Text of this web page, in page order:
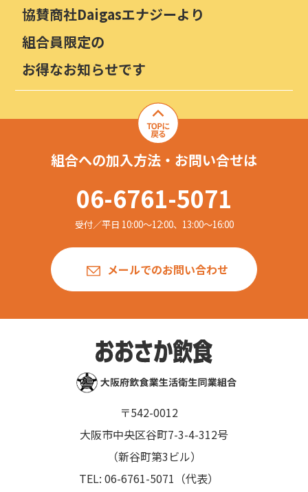
協賛商社Daigasエナジーより
組合員限定の
お得なお知らせです
組合への加入方法・お問い合せは
06-6761-5071
受付／平日 10:00〜12:00、13:00〜16:00
メールでのお問い合わせ
〒542-0012
大阪市中央区谷町7-3-4-312号
（新谷町第3ビル）
TEL: 06-6761-5071（代表）